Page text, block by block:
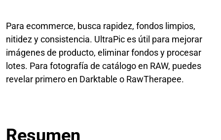
Para ecommerce, busca rapidez, fondos limpios,
nitidez y consistencia. UltraPic es útil para mejorar
imágenes de producto, eliminar fondos y procesar
lotes. Para fotografía de catálogo en RAW, puedes
revelar primero en Darktable o RawTherapee.
Resumen